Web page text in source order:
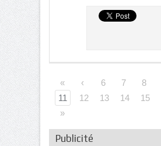
« ‹ 6 7 8
11
12 13 14 15
»
Publicité